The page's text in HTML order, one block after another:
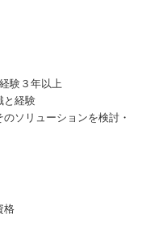
験３年以上
と経験
ソリューションを検討・
格